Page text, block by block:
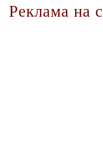
Реклама на